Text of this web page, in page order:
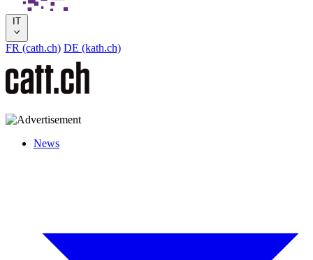
IT
FR (cath.ch) DE (kath.ch)
News